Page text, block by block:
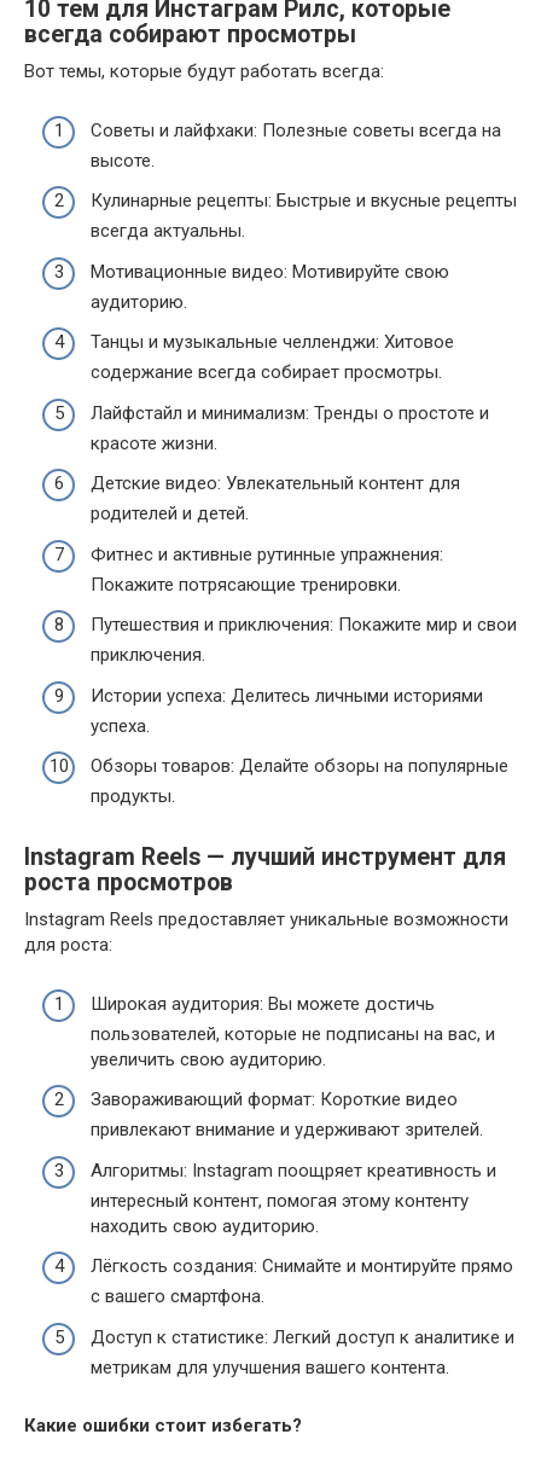
10 тем для Инстаграм Рилс, которые
всегда собирают просмотры
Вот темы, которые будут работать всегда:
Советы и лайфхаки: Полезные советы всегда на
высоте.
Кулинарные рецепты: Быстрые и вкусные рецепты
всегда актуальны.
Мотивационные видео: Мотивируйте свою
аудиторию.
Танцы и музыкальные челленджи: Хитовое
содержание всегда собирает просмотры.
Лайфстайл и минимализм: Тренды о простоте и
красоте жизни.
Детские видео: Увлекательный контент для
родителей и детей.
Фитнес и активные рутинные упражнения:
Покажите потрясающие тренировки.
Путешествия и приключения: Покажите мир и свои
приключения.
Истории успеха: Делитесь личными историями
успеха.
Обзоры товаров: Делайте обзоры на популярные
продукты.
Instagram Reels — лучший инструмент для
роста просмотров
Instagram Reels предоставляет уникальные возможности
для роста:
Широкая аудитория: Вы можете достичь
пользователей, которые не подписаны на вас, и
увеличить свою аудиторию.
Завораживающий формат: Короткие видео
привлекают внимание и удерживают зрителей.
Алгоритмы: Instagram поощряет креативность и
интересный контент, помогая этому контенту
находить свою аудиторию.
Лёгкость создания: Снимайте и монтируйте прямо
с вашего смартфона.
Доступ к статистике: Легкий доступ к аналитике и
метрикам для улучшения вашего контента.
Какие ошибки стоит избегать?